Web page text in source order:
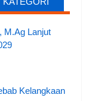
M.Ag Lanjut
Kelangkaan